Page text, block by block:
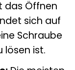
das Öffnen
sich auf
Schraube
lösen ist.